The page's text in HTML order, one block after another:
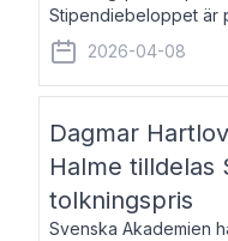
Stipendiebeloppet är
född 1978, är
numera i Paris men
2026-04-08
Dagmar
Halme tilldelas
tolkningspris
Svenska Akademien